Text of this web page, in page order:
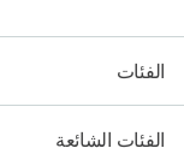
الفئات
الفئات الشائعة